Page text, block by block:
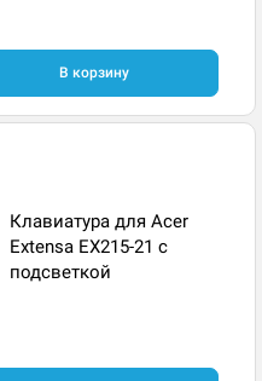
В корзину
Клавиатура для Acer
Extensa EX215-21 с
подсветкой